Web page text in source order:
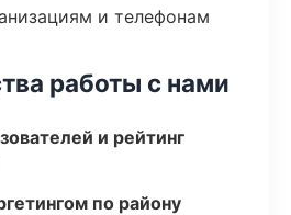
и телефонам
работы с нами
и рейтинг
по району